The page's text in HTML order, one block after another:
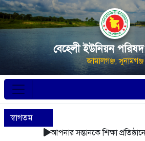
বেহেলী ইউনিয়ন পরিষদ
জামালগঞ্জ, সুনামগঞ্জ
স্বাগতম
আপনার সন্তানকে শিক্ষা প্রতিষ্ঠানে